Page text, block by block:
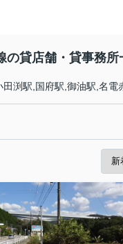
の貸店舗・貸事務所